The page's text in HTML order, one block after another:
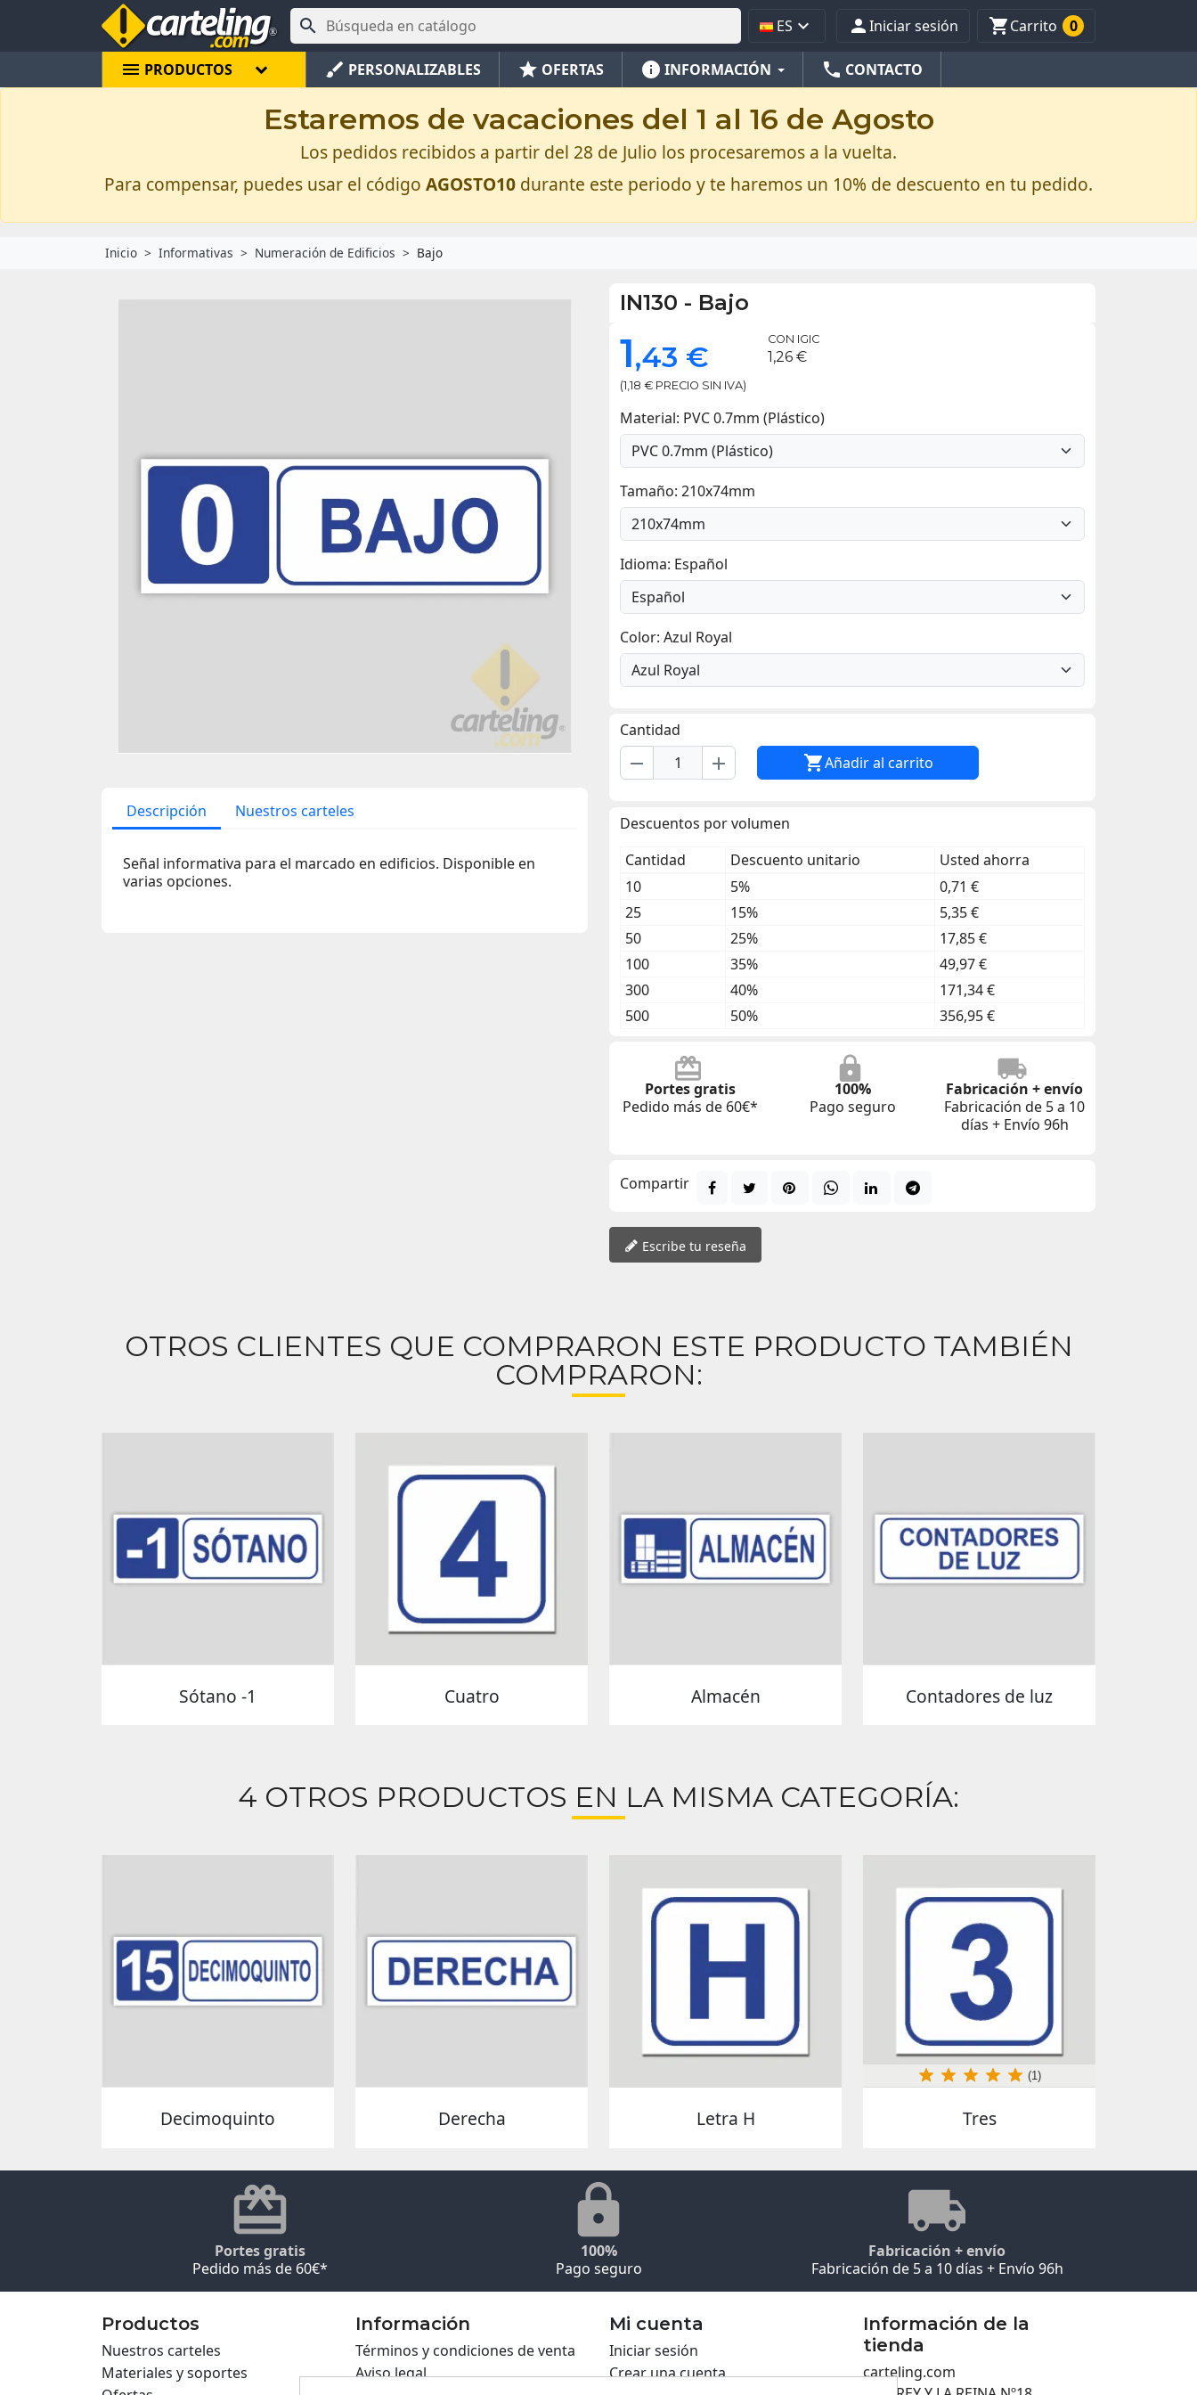
 ES  Iniciar sesión Carrito 0
menu PRODUCTOS brush PERSONALIZABLES star OFERTAS info INFORMACIÓN phone CONTACTO
Estaremos de vacaciones del 1 al 16 de Agosto
Los pedidos recibidos a partir del 28 de Julio los procesaremos a la vuelta.
Para compensar, puedes usar el código AGOSTO10 durante este periodo y te haremos un 10% de descuento en tu pedido.
Inicio Informativas Numeración de Edificios Bajo
Descripción Nuestros carteles
Señal informativa para el marcado en edificios. Disponible en
varias opciones.
IN130 - Bajo
1,43 €
(1,18 € PRECIO SIN IVA)
CON IGIC
1,26 €
Material: PVC 0.7mm (Plástico)
Tamaño: 210x74mm
Idioma: Español
Color: Azul Royal
Cantidad
remove add Añadir al carrito
Descuentos por volumen
Cantidad
Descuento unitario
Usted ahorra
10
5%
0,71 €
25
15%
5,35 €
50
25%
17,85 €
100
35%
49,97 €
300
40%
171,34 €
500
50% 356,95 €
Portes gratis
Pedido más de 60€*
100%
Pago seguro
Fabricación + envío
Fabricación de 5 a 10
días + Envío 96h
Compartir
Escribe tu reseña
OTROS CLIENTES QUE COMPRARON ESTE PRODUCTO TAMBIÉN
COMPRARON:
Sótano -1 Cuatro Almacén Contadores de luz
4 OTROS PRODUCTOS EN LA MISMA CATEGORÍA:
Decimoquinto Derecha Letra H Tres
(1)
Portes gratis
Pedido más de 60€*
100%
Pago seguro
Fabricación + envío
Fabricación de 5 a 10 días + Envío 96h
Productos
Nuestros carteles
Materiales y soportes
Información
Términos y condiciones de venta
Aviso legal
Mi cuenta
Iniciar sesión
Crear una cuenta
Información de la
tienda
carteling.com